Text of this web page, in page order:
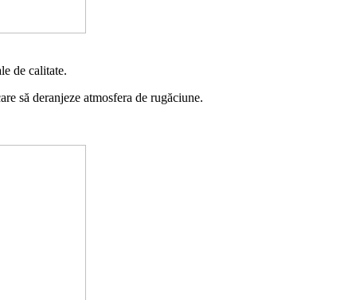
de calitate.
să deranjeze atmosfera de rugăciune.